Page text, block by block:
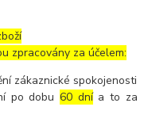
zpracovány za účelem:
zákaznické spokojenosti
po dobu60 dnía to za